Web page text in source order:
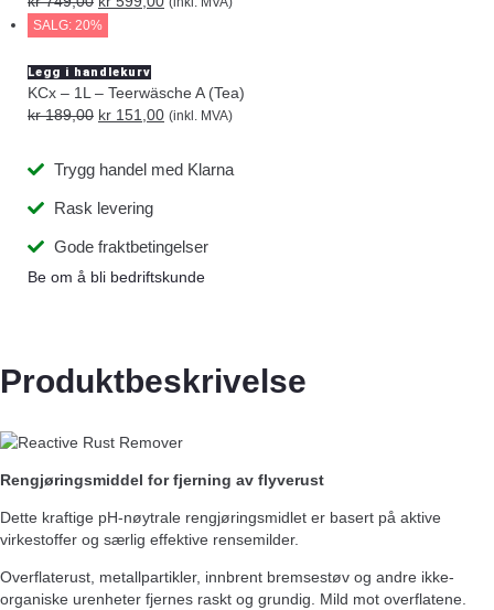
SALG: 20%
Legg i handlekurv
KCx – 1L – Teerwäsche A (Tea)
kr189,00 kr 151,00 (inkl. MVA)
Trygg handel med Klarna
Rask levering
Gode fraktbetingelser
Be om å bli bedriftskunde
Produktbeskrivelse
Rengjøringsmiddel for fjerning av flyverust
Dette kraftige pH-nøytrale rengjøringsmidlet er basert på aktive
virkestoffer og særlig effektive rensemilder.
Overflaterust, metallpartikler, innbrent bremsestøv og andre ikke-
organiske urenheter fjernes raskt og grundig. Mild mot overflatene.